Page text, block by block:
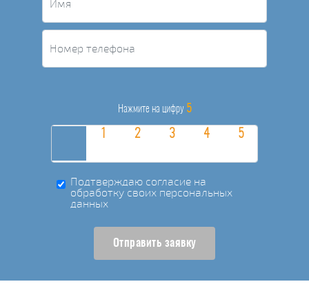
Нажмите на цифру 5
Подтверждаю согласие на
обработку своих персональных
данных
Отправить заявку